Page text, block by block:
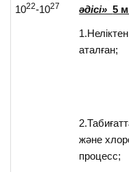
1022-1027
әдісі»5
аталған;
және
процесс;